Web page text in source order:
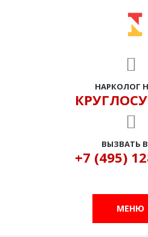
НАРКОЛОГ
ВЫЗВАТЬ
+7 (495)
МЕНЮ